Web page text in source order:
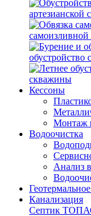
артезианской
обустройство
скважины
Кессоны
Монтаж
Водоочистка
Анализ
Канализация
Септик